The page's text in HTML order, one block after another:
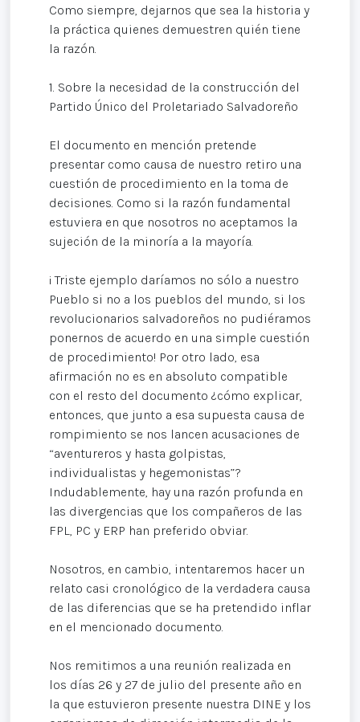
Como siempre, dejarnos que sea la historia y
la práctica quienes demuestren quién tiene
la razón.
1. Sobre la necesidad de la construcción del
Partido Único del Proletariado Salvadoreño
El documento en mención pretende
presentar como causa de nuestro retiro una
cuestión de procedimiento en la toma de
decisiones. Como si la razón fundamental
estuviera en que nosotros no aceptamos la
sujeción de la minoría a la mayoría.
¡ Triste ejemplo daríamos no sólo a nuestro
Pueblo si no a los pueblos del mundo, si los
revolucionarios salvadoreños no pudiéramos
ponernos de acuerdo en una simple cuestión
de procedimiento! Por otro lado, esa
afirmación no es en absoluto compatible
con el resto del documento ¿cómo explicar,
entonces, que junto a esa supuesta causa de
rompimiento se nos lancen acusaciones de
“aventureros y hasta golpistas,
individualistas y hegemonistas”?
Indudablemente, hay una razón profunda en
las divergencias que los compañeros de las
FPL, PC y ERP han preferido obviar.
Nosotros, en cambio, intentaremos hacer un
relato casi cronológico de la verdadera causa
de las diferencias que se ha pretendido inflar
en el mencionado documento.
Nos remitimos a una reunión realizada en
los días 26 y 27 de julio del presente año en
la que estuvieron presente nuestra DINE y los